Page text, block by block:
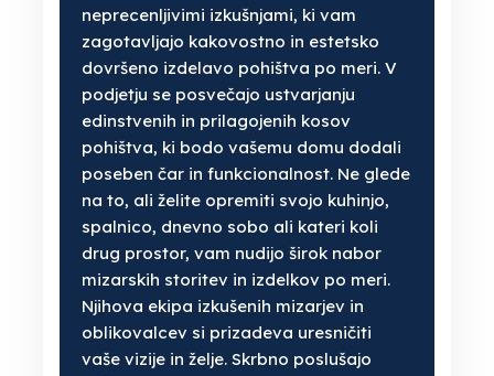
neprecenljivimi izkušnjami, ki vam
zagotavljajo kakovostno in estetsko
dovršeno izdelavo pohištva po meri. V
podjetju se posvečajo ustvarjanju
edinstvenih in prilagojenih kosov
pohištva, ki bodo vašemu domu dodali
poseben čar in funkcionalnost. Ne glede
na to, ali želite opremiti svojo kuhinjo,
spalnico, dnevno sobo ali kateri koli
drug prostor, vam nudijo širok nabor
mizarskih storitev in izdelkov po meri.
Njihova ekipa izkušenih mizarjev in
oblikovalcev si prizadeva uresničiti
vaše vizije in želje. Skrbno poslušajo